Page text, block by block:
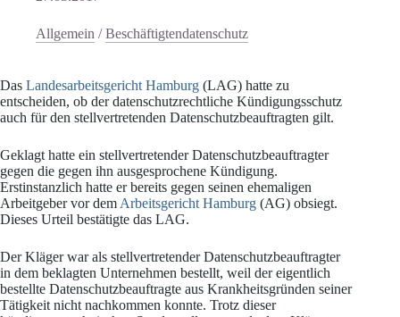
Allgemein /Beschäftigtendatenschutz
Das Landesarbeitsgericht Hamburg (LAG) hatte zu
entscheiden, ob der datenschutzrechtliche Kündigungsschutz
auch für den stellvertretenden Datenschutzbeauftragten gilt.
Geklagt hatte ein stellvertretender Datenschutzbeauftragter
gegen die gegen ihn ausgesprochene Kündigung.
Erstinstanzlich hatte er bereits gegen seinen ehemaligen
Arbeitgeber vor dem Arbeitsgericht Hamburg (AG) obsiegt.
Dieses Urteil bestätigte das LAG.
Der Kläger war als stellvertretender Datenschutzbeauftragter
in dem beklagten Unternehmen bestellt, weil der eigentlich
bestellte Datenschutzbeauftragte aus Krankheitsgründen seiner
Tätigkeit nicht nachkommen konnte. Trotz dieser